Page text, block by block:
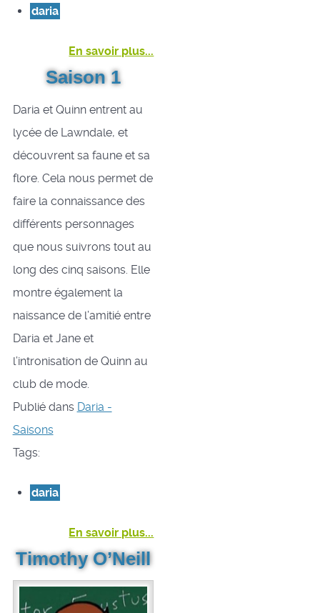
daria
En savoir plus...
Saison 1
Daria et Quinn entrent au
lycée de Lawndale, et
découvrent sa faune et sa
flore. Cela nous permet de
faire la connaissance des
différents personnages
que nous suivrons tout au
long des cinq saisons. Elle
montre également la
naissance de l’amitié entre
Daria et Jane et
l’intronisation de Quinn au
club de mode.
Publié dans Daria -
Saisons
Tags:
daria
En savoir plus...
Timothy O’Neill